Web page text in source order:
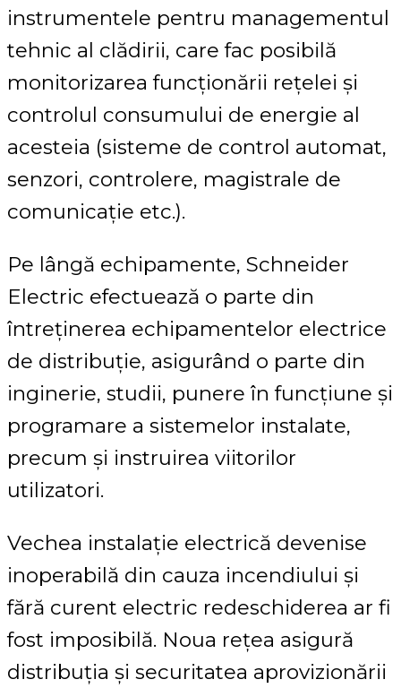
instrumentele pentru managementul
tehnic al clădirii, care fac posibilă
monitorizarea funcționării rețelei și
controlul consumului de energie al
acesteia (sisteme de control automat,
senzori, controlere, magistrale de
comunicație etc.).
Pe lângă echipamente, Schneider
Electric efectuează o parte din
întreținerea echipamentelor electrice
de distribuție, asigurând o parte din
inginerie, studii, punere în funcțiune și
programare a sistemelor instalate,
precum și instruirea viitorilor
utilizatori.
Vechea instalație electrică devenise
inoperabilă din cauza incendiului și
fără curent electric redeschiderea ar fi
fost imposibilă. Noua rețea asigură
distribuția și securitatea aprovizionării